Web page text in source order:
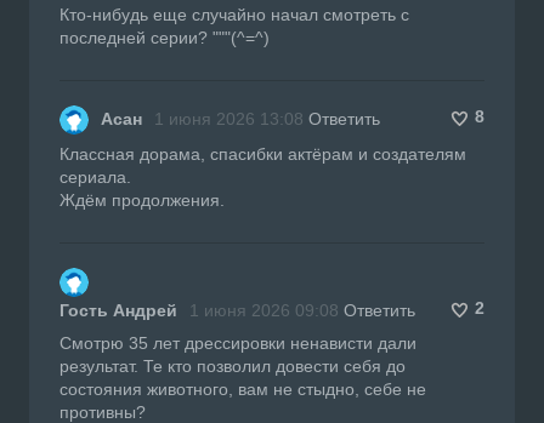
Кто-нибудь еще случайно начал смотреть с
последней серии? """(^=^)
Асан 1 июня 2026 13:08 Ответить
8
Классная дорама, спасибки актёрам и создателям
сериала.
Ждём продолжения.
Гость Андрей 1 июня 2026 09:08 Ответить
2
Смотрю 35 лет дрессировки ненависти дали
результат. Те кто позволил довести себя до
состояния животного, вам не стыдно, себе не
противны?